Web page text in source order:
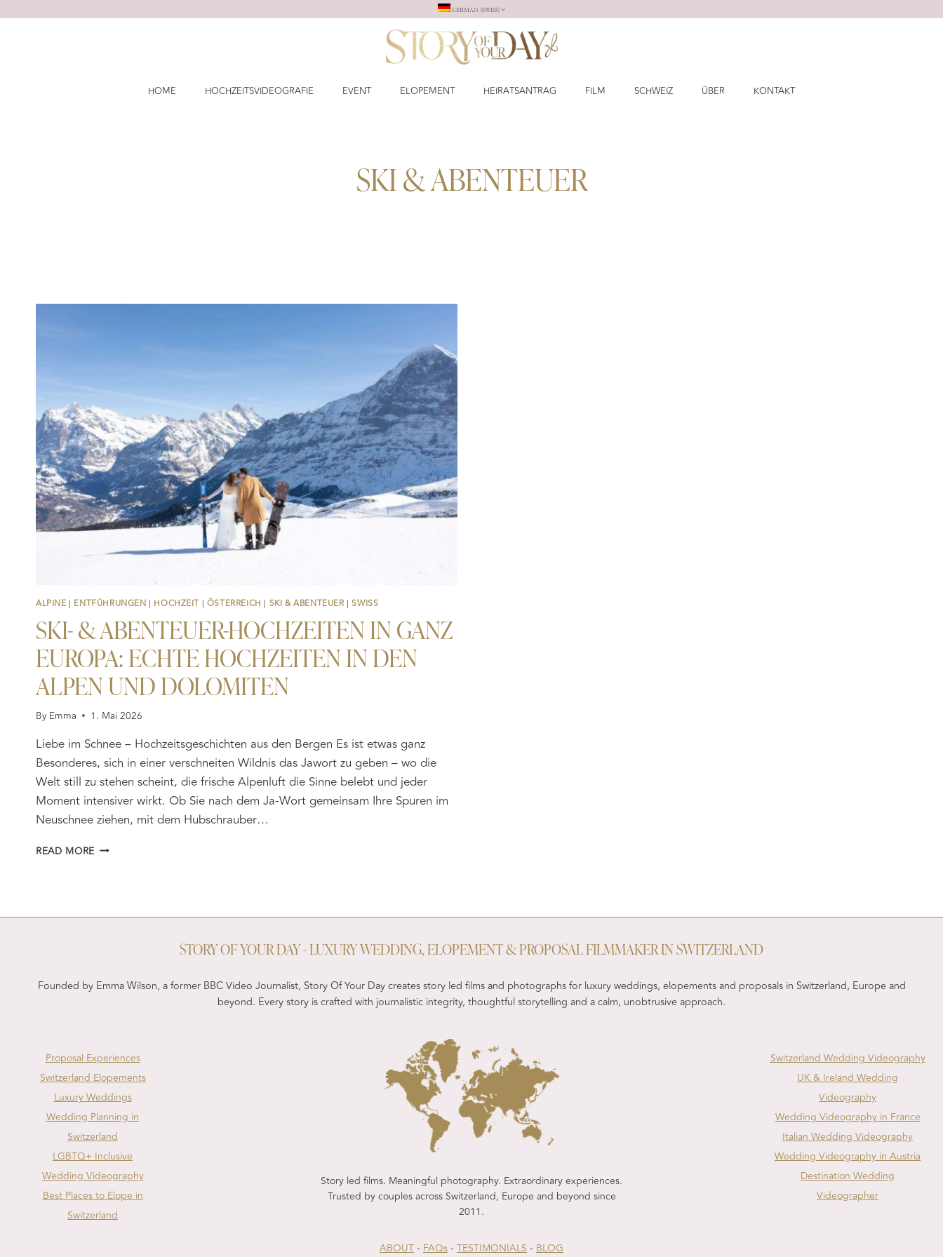
GERMAN (SWISS)
HOME HOCHZEITSVIDEOGRAFIE EVENT ELOPEMENT HEIRATSANTRAG FILM SCHWEIZ ÜBER KONTAKT
SKI & ABENTEUER
ALPINE | ENTFÜHRUNGEN | HOCHZEIT | ÖSTERREICH | SKI & ABENTEUER|SWISS
SKI- & ABENTEUER-HOCHZEITEN IN GANZ
EUROPA: ECHTE HOCHZEITEN IN DEN
ALPEN UND DOLOMITEN
ByEmma 1. Mai 2026
Liebe im Schnee – Hochzeitsgeschichten aus den Bergen Es ist etwas ganz
Besonderes, sich in einer verschneiten Wildnis das Jawort zu geben – wo die
Welt still zu stehen scheint, die frische Alpenluft die Sinne belebt und jeder
Moment intensiver wirkt. Ob Sie nach dem Ja-Wort gemeinsam Ihre Spuren im
Neuschnee ziehen, mit dem Hubschrauber…
READ MORE SKI-
GANZ
IN
STORY OF YOUR DAY - LUXURY WEDDING, ELOPEMENT & PROPOSAL FILMMAKER IN SWITZERLAND
Founded by Emma Wilson, a former BBC Video Journalist, Story Of Your Day creates story led films and photographs for luxury weddings, elopements and proposals in Switzerland, Europe and
beyond. Every story is crafted with journalistic integrity, thoughtful storytelling and a calm, unobtrusive approach.
Proposal Experiences
Switzerland Elopements
Luxury Weddings
Wedding Planning in
Switzerland
LGBTQ+ Inclusive
Wedding Videography
Best Places to Elope in
Switzerland
Story led films. Meaningful photography. Extraordinary experiences.
Trusted by couples across Switzerland, Europe and beyond since
2011.
ABOUT- FAQs- TESTIMONIALS - BLOG
Switzerland Wedding Videography
UK & Ireland Wedding
Videography
Wedding Videography in France
Italian Wedding Videography
Wedding Videography in Austria
Destination Wedding
Videographer